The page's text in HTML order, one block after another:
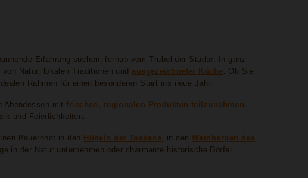
Erfahrung suchen, fernab vom Trubel der Städte. In ganz
Natur, lokalen Traditionen und ausgezeichneter Küche. Ob Sie
Rahmen für einen besonderen Start ins neue Jahr.
Abendessen mitfrischen, regionalen Produkten teilzunehmen.
und Feierlichkeiten.
Bauernhof in den Hügeln der Toskana, in denWeinbergen des
in der Natur unternehmen oder charmante historische Dörfer